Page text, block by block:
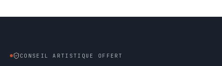
CONSEIL ARTISTIQUE OFFERT